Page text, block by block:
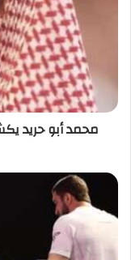
محمد أبو حريد